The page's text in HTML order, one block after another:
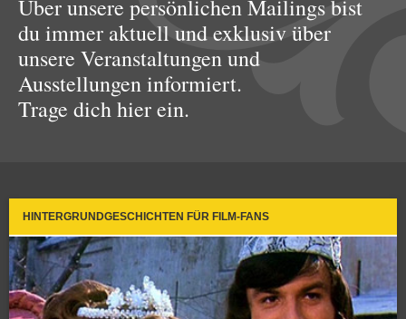
Über unsere persönlichen Mailings bist
du immer aktuell und exklusiv über
unsere Veranstaltungen und
Ausstellungen informiert.
Trage dich hier ein.
HINTERGRUNDGESCHICHTEN FÜR FILM-FANS